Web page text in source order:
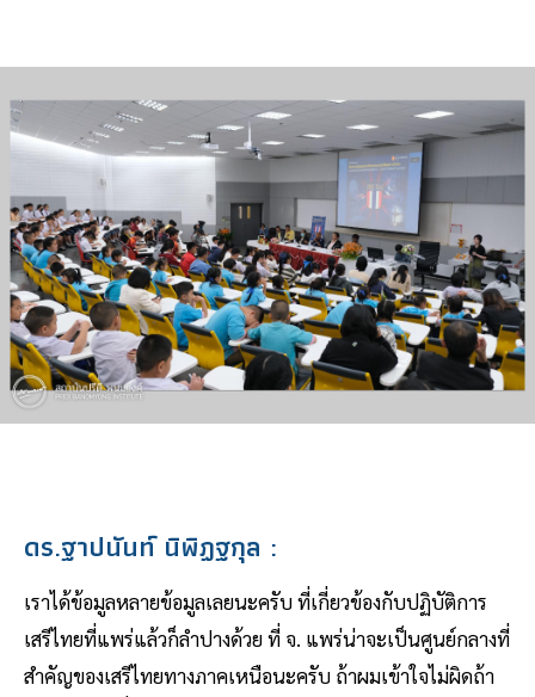
ดร.ฐาปนันท์ นิพิฏฐกุล :
เราได้ข้อมูลหลายข้อมูลเลยนะครับ ที่เกี่ยวข้องกับปฏิบัติการ
เสรีไทยที่แพร่แล้วก็ลำปางด้วย ที่ จ. แพร่น่าจะเป็นศูนย์กลางที่
สำคัญของเสรีไทยทางภาคเหนือนะครับ ถ้าผมเข้าใจไม่ผิดถ้า